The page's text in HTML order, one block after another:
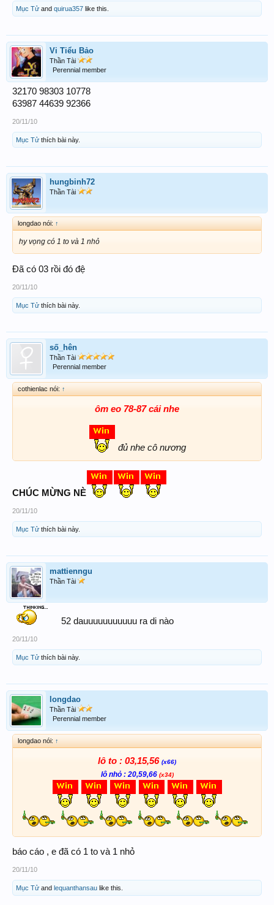
Mục Tử and quirua357 like this.
Vi Tiểu Bảo
Thần Tài
Perennial member
32170 98303 10778
63987 44639 92366
20/11/10
Mục Tử thích bài này.
hungbinh72
Thần Tài
longdao nói: ↑
hy vọng có 1 to và 1 nhỏ
Đã có 03 rồi đó đệ
20/11/10
Mục Tử thích bài này.
số_hên
Thần Tài
Perennial member
cothienlac nói: ↑
ôm eo 78-87 cái nhe
đủ nhe cô nương
CHÚC MỪNG NÈ
20/11/10
Mục Tử thích bài này.
mattienngu
Thần Tài
52 dauuuuuuuuuuu ra di nào
20/11/10
Mục Tử thích bài này.
longdao
Thần Tài
Perennial member
longdao nói: ↑
lô to : 03,15,56 (x66)
lô nhỏ : 20,59,66 (x34)
báo cáo , e đã có 1 to và 1 nhỏ
20/11/10
Mục Tử and lequanthansau like this.